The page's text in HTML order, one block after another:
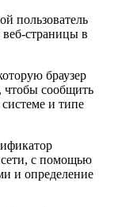
пользователь
веб-страницы в
браузер
чтобы сообщить
и типе
сети, с помощью
и определение